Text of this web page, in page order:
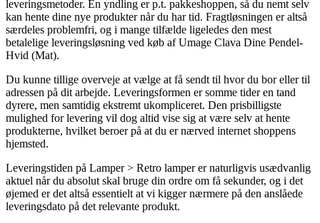
leveringsmetoder. En yndling er p.t. pakkeshoppen, så du nemt selv
kan hente dine nye produkter når du har tid. Fragtløsningen er altså
særdeles problemfri, og i mange tilfælde ligeledes den mest
betalelige leveringsløsning ved køb af Umage Clava Dine Pendel-
Hvid (Mat).
Du kunne tillige overveje at vælge at få sendt til hvor du bor eller til
adressen på dit arbejde. Leveringsformen er somme tider en tand
dyrere, men samtidig ekstremt ukompliceret. Den prisbilligste
mulighed for levering vil dog altid vise sig at være selv at hente
produkterne, hvilket beroer på at du er nærved internet shoppens
hjemsted.
Leveringstiden på Lamper > Retro lamper er naturligvis usædvanlig
aktuel når du absolut skal bruge din ordre om få sekunder, og i det
øjemed er det altså essentielt at vi kigger nærmere på den anslåede
leveringsdato på det relevante produkt.